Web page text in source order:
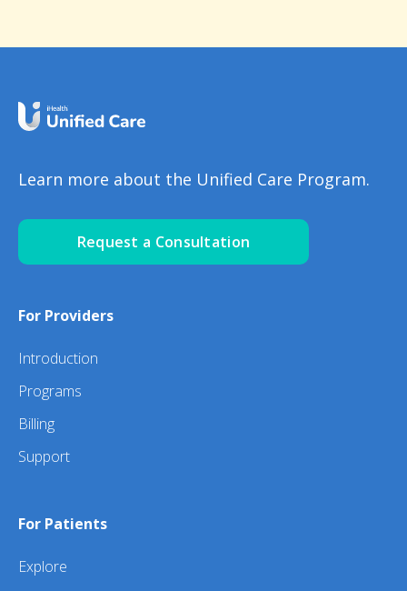
Learn more about the Unified Care Program.
Request a Consultation
For Providers
Introduction
Programs
Billing
Support
For Patients
Explore